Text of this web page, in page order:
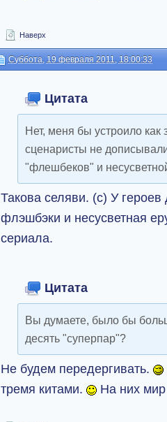
Наверх
Суббота, 19 февраля 2011, 18:00:33
Цитата
Нет, меня бы устроило как
сценаристы не
"флешбеков" и
Такова селяви. (с) У
флэшбэки и несусветная
сериала.
Цитата
Вы думаете, было бы
десять "суперпар"?
Не будем передергивать.
тремя китами.
На них